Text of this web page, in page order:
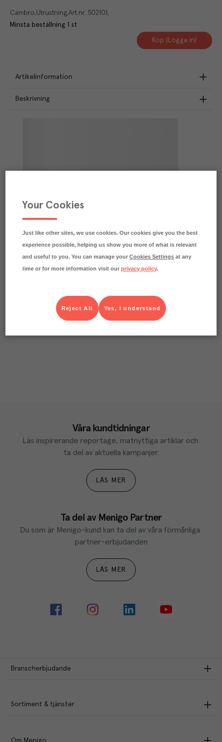
Cambro Utrustning Art.nr. 502101
Minsta beställning 1 st
Köp (Logga in)
Artikelinformation
Beskrivning
Våra kundtidningar
Läs inspirerande reportage, matnyttiga artiklar och
ta del av aktuella kampanjer.
LÄS MER
Ta del av Menigo Partner
Du som är Menigo-kund kan ta del av våra förmånliga
partner-erbjudanden
LÄS MER
Branscherbjudande
Sortiment & tjänster
Om Menigo
Your Cookies
Just like other sites, we use cookies. Our cookies give you the best
experience possible, helping us show you more of what is relevant
and useful to you. You can manage yourCookies Settings at any
time or for more information visit ourprivacy policy.
Yes, I understand
Reject All